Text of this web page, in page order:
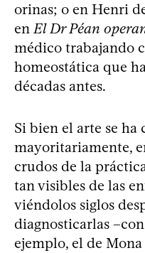
orinas; o en Henri
enEl Dr Péan
médico trabajando
homeostática que
décadas antes.
Si bien el arte se ha
mayoritariamente,
crudos de la
tan visibles de las
viéndolos siglos
diagnosticarlas
ejemplo, el de